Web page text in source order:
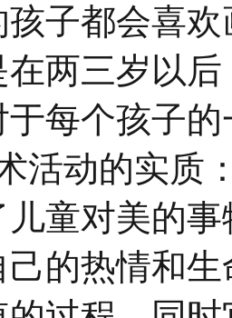
孩子都会喜
在两三岁以
于每个孩子
活动的实质
儿童对美的
的热情和